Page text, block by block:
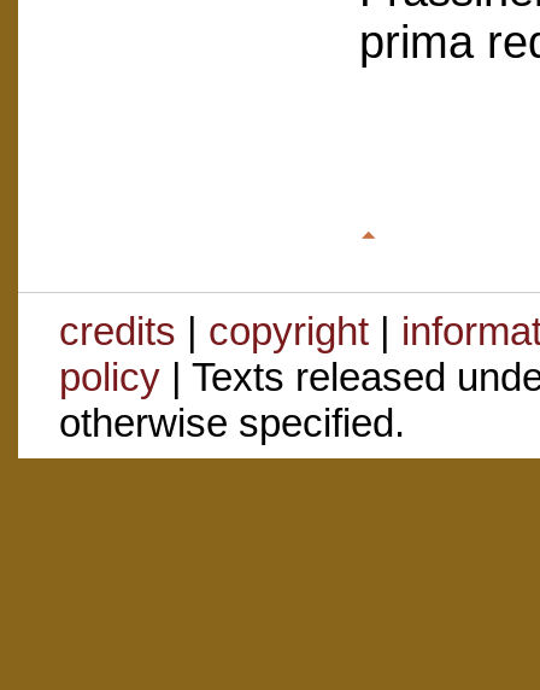
prima
credits | copyright|
policy| Texts released
otherwise specified.